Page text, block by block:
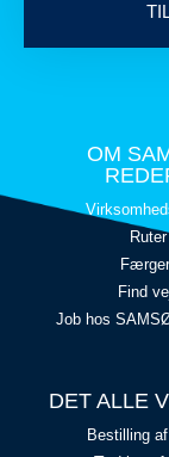
OM
Ruter
Færger
Find
Job hos
DET ALLE
Bestilling